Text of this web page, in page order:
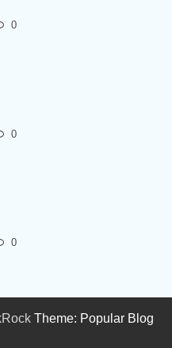
0
0
0
Theme: Popular Blog